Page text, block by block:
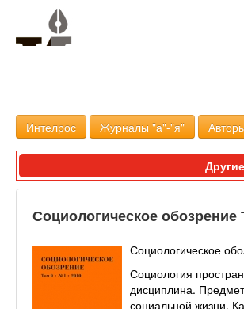
Интелрос Журналы "а"-"я"
Социологическое
Социологическое
Социология
дисциплина.
социальной жизни.